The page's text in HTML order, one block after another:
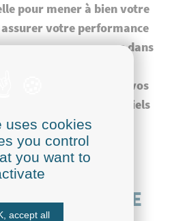
pour mener à bien votre
votre performance
vous accompagnons dans
le management
en compétences de vos
tous les outils essentiels
vos salariés.
EN ÉLEVAGE
uses cookies
you control
you want to
accept all